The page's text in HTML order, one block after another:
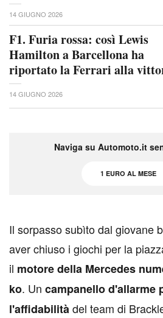
14 GIUGNO 2026
F1. Furia rossa: così Lewis
Hamilton a Barcellona ha
riportato la Ferrari alla
14 GIUGNO 2026
Naviga su Automoto.it
1 EURO AL MESE
Il sorpasso subìto dal giovane
aver chiuso i giochi per la
il motore della Mercedes
ko. Un campanello d'allarme
l'affidabilitàdel team di